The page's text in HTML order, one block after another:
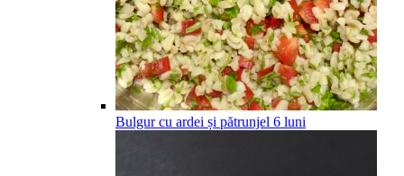
Bulgur cu ardei și pătrunjel 6 luni